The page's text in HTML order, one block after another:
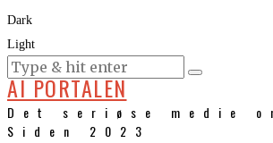
Dark
Light
KURSER
AI PORTALEN
Det seriøse medie
Siden 2023